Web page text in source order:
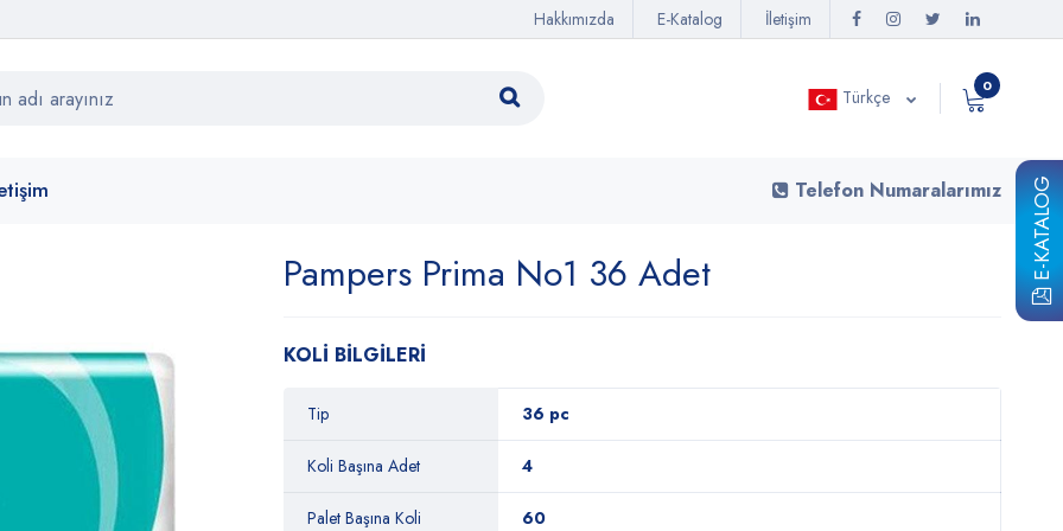
E-KATALOG
Hakkımızda E-Katalog İletişim
0
Türkçe
Telefon Numaralarımız
Pampers Prima No1 36 Adet
KOLİ BİLGİLERİ
Tip 36 pc
Koli Başına Adet 4
Palet Başına Koli 60